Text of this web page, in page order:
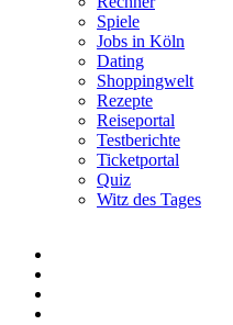
Spiele
Jobs in Köln
Dating
Shoppingwelt
Rezepte
Reiseportal
Testberichte
Ticketportal
Quiz
Witz des Tages